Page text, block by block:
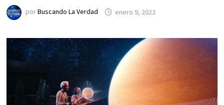
porBuscando La Verdad enero 9, 2022